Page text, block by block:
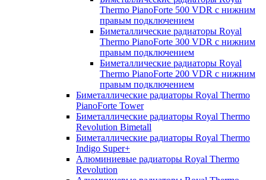
Thermo PianoForte 500 VDR с нижним
правым подключением
Биметаллические радиаторы Royal
Thermo PianoForte 300 VDR с нижним
правым подключением
Биметаллические радиаторы Royal
Thermo PianoForte 200 VDR с нижним
правым подключением
Биметаллические радиаторы Royal Thermo
PianoForte Tower
Биметаллические радиаторы Royal Thermo
Revolution Bimetall
Биметаллические радиаторы Royal Thermo
Indigo Super+
Алюминиевые радиаторы Royal Thermo
Revolution